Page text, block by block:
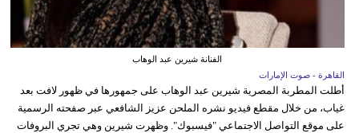
الفنانة شيرين عبد الوهاب
القاهرة - صوت الإمارات
أطلت المطربة المصرية شيرين عبد الوهاب على جمهورها في ظهور لافت بعد
غياب، من خلال مقطع فيديو نشره الملحن عزيز الشافعي عبر صفحته الرسمية
على موقع التواصل الاجتماعي "فيسبوك". وظهرت شيرين وهي تجري البروفات